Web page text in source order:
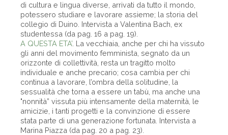
di cultura e lingua diverse, arrivati da tutto il mondo,
potessero studiare e lavorare assieme; la storia del
collegio di Duino. Intervista a Valentina Bach, ex
studentessa (da pag. 16 a pag. 19).
A QUESTA ETA’ . La vecchiaia, anche per chi ha vissuto
gli anni del movimento femminista, segnato da un
orizzonte di collettività, resta un tragitto molto
individuale e anche precario; cosa cambia per chi
continua a lavorare, l’ombra della solitudine, la
sessualità che torna a essere un tabù, ma anche una
"nonnità” vissuta più intensamente della maternità, le
amicizie, i tanti progetti e la convinzione di essere
stata parte di una generazione fortunata. Intervista a
Marina Piazza (da pag. 20 a pag. 23).